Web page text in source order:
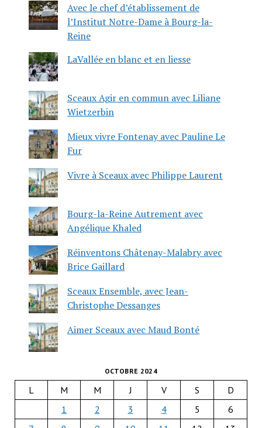
Avec le chef d’établissement de
l’Institut Notre-Dame à Bourg-la-
Reine
LaVallée en blanc et en liesse
Sceaux Agir en commun avec Liliane
Wietzerbin
Mieux vivre Fontenay avec Pauline Le
Fur
Vivre à Sceaux avec Philippe Laurent
Bourg-la-Reine Autrement avec
Angélique Khaled
Réinventons Châtenay-Malabry avec
Brice Gaillard
Sceaux Ensemble, avec Jean-
Christophe Dessanges
Aimer Sceaux avec Maud Bonté
OCTOBRE 2024
L M M J V S
D
1
2 3 4 5
6